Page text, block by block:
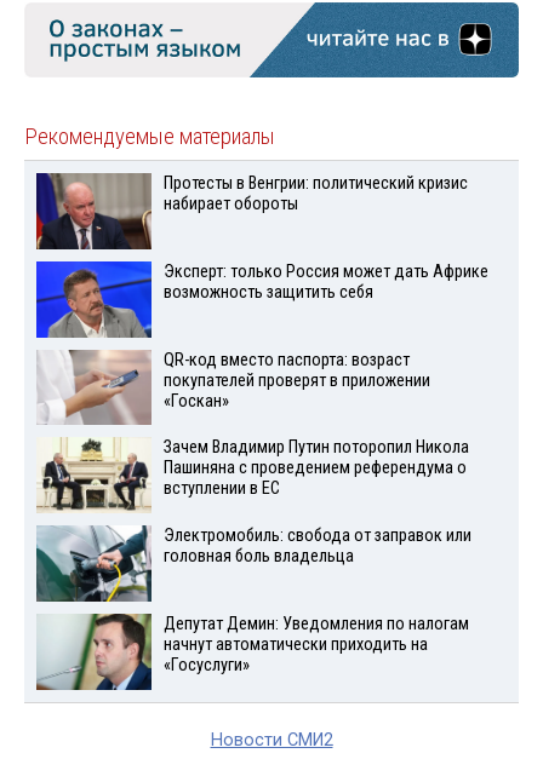
Рекомендуемые материалы
Протесты в Венгрии: политический кризис
набирает обороты
Эксперт: только Россия может дать Африке
возможность защитить себя
QR-код вместо паспорта: возраст
покупателей проверят в приложении
«Госкан»
Зачем Владимир Путин поторопил Никола
Пашиняна с проведением референдума о
вступлении в ЕС
Электромобиль: свобода от заправок или
головная боль владельца
Депутат Демин: Уведомления по налогам
начнут автоматически приходить на
«Госуслуги»
Новости СМИ2